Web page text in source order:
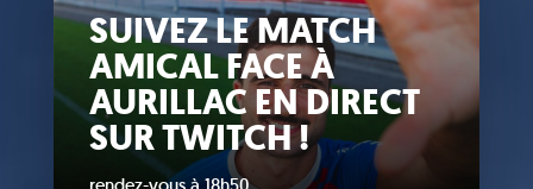
SUIVEZ LE MATCH
AMICAL FACE À
AURILLAC EN DIRECT
SUR TWITCH !